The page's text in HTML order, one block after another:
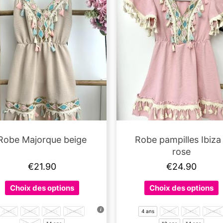
être
choisies
produit
la
Majorque beige
€21.90
Choix des options
Ce
produit
a
plusieurs
4 ans 6 ans 8 ans 10 ans
Robe pampilles Ibiza
rose
€24.90
Choix des options
Ce
a
4 ans 6 ans 8 ans 10 ans